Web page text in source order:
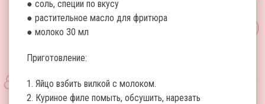
● соль, специи по вкусу
● растительное масло для фритюра
● молоко 30 мл
Приготовление:
1. Яйцо взбить вилкой с молоком.
2. Куриное филе помыть, обсушить, нарезать